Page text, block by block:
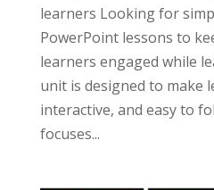
learners Looking for
PowerPoint lessons to
learners engaged while
unit is designed to make
interactive, and easy to
focuses...